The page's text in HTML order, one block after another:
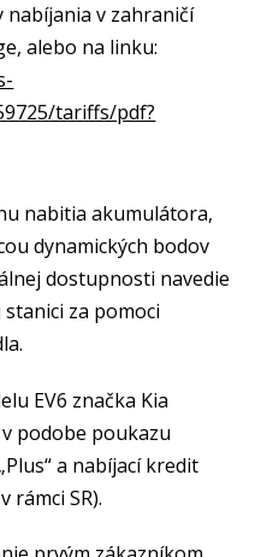
nabíjania v zahraničí
alebo na linku:
tariffs/pdf?
nabitia akumulátora,
dynamických bodov
dostupnosti navedie
za pomoci
EV6 značka Kia
podobe poukazu
a nabíjací kredit
rámci SR).